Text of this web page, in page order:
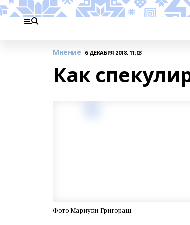
Мнение 6 ДЕКАБРЯ 2018, 11:03
Как
Фото Мариуки Григораш.